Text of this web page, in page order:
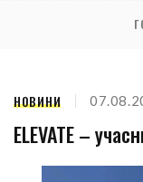
НОВИНИ
ELEVATE –